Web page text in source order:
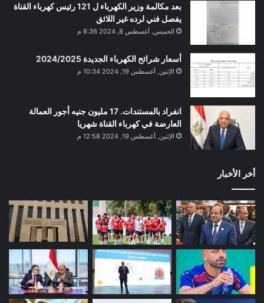
بعد مكالمة وزير الكهرباء ل 121 رئيس كهرباء القناة
يفصل فني لرده غير اللائق
الخميس, أغسطس 8, 2024 8:36 م
أسعار شرائح الكهرباء الجديدة 2024/2025
الإثنين, أغسطس 19, 2024 10:34 م
انفراد بالمستندات. 17 مليون جنيه أجور العمالة
العارضة في كهرباء القناة شهريا
الإثنين, أغسطس 19, 2024 12:58 م
أخر الأخبار